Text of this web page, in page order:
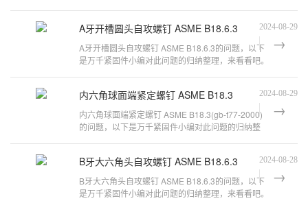
A牙开槽圆头自攻螺钉 ASME B18.6.3 2024-08-29
A牙开槽圆头自攻螺钉 ASME B18.6.3的问题，以下
是万千紧固件小编对此问题的归纳整理，来看看吧。
内六角球面端紧定螺钉 ASME B18.3 2024-08-29
内六角球面端紧定螺钉 ASME B18.3(gb-t77-2000)
的问题，以下是万千紧固件小编对此问题的归纳整
B牙大六角头自攻螺钉 ASME B18.6.3 2024-08-28
B牙大六角头自攻螺钉 ASME B18.6.3的问题，以下
是万千紧固件小编对此问题的归纳整理，来看看吧。